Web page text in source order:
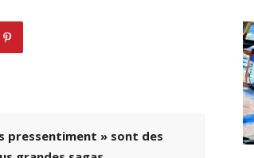
pressentiment » sont des